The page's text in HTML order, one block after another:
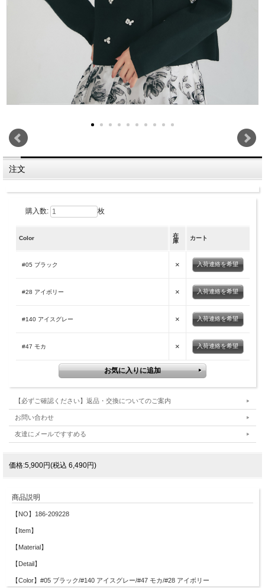
注文
購入数: 枚
Color
在
庫
カート
#05 ブラック × 入荷連絡を希望
#28 アイボリー × 入荷連絡を希望
#140 アイスグレー × 入荷連絡を希望
#47 モカ × 入荷連絡を希望
【必ずご確認ください】返品・交換についてのご案内
お問い合わせ
友達にメールですすめる
価格:5,900円(税込 6,490円)
商品説明
【NO】186-209228
【Item】
【Material】
【Detail】
【Color】#05 ブラック/#140 アイスグレー/#47 モカ/#28 アイボリー